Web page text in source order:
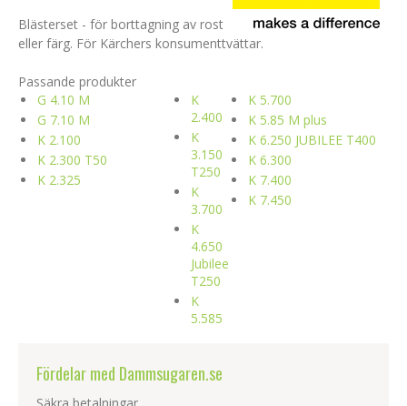
Blästerset - för borttagning av rost
eller färg. För Kärchers konsumenttvättar.
Passande produkter
G 4.10 M
G 7.10 M
K 2.100
K 2.300 T50
K 2.325
K
2.400
K
3.150
T250
K
3.700
K
4.650
Jubilee
T250
K
5.585
K 5.700
K 5.85 M plus
K 6.250 JUBILEE T400
K 6.300
K 7.400
K 7.450
Fördelar med Dammsugaren.se
Säkra betalningar